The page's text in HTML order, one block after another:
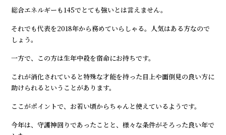
総合エネルギーも145でとても強いとは言えません。
それでも代表を2018年から務めていらしゃる。人気はある方なので
しょう。
一方で、この方は生年中殺を宿命にお持ちです。
これが消化されていると特殊な才能を持った目上や面倒見の良い方に
助けられるということがあります。
ここがポイントで、お若い頃からちゃんと使えているようです。
今年は、守護神回りであったことと、様々な条件がそろった良い年で